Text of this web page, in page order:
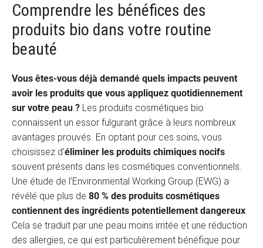
Comprendre les bénéfices des
produits bio dans votre routine
beauté
Vous êtes-vous déjà demandé quels impacts peuvent
avoir les produits que vous appliquez quotidiennement
sur votre peau ? Les produits cosmétiques bio
connaissent un essor fulgurant grâce à leurs nombreux
avantages prouvés. En optant pour ces soins, vous
choisissez d’éliminer les produits chimiques nocifs
souvent présents dans les cosmétiques conventionnels.
Une étude de l’Environmental Working Group (EWG) a
révélé que plus de 80 % des produits cosmétiques
contiennent des ingrédients potentiellement dangereux.
Cela se traduit par une peau moins irritée et une réduction
des allergies, ce qui est particulièrement bénéfique pour